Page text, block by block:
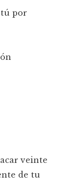
tú por
veinte
de tu